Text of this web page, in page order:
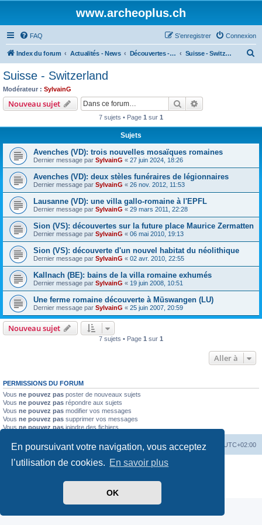
En poursuivant votre navigation, vous acceptez
l’utilisation de cookies. En savoir plus
OK
www.archeoplus.ch
FAQ Connexion
S’enregistrer
Index du forum Actualités - News Découvertes - Discoveries Suisse - Switzerland
Suisse - Switzerland
Modérateur : SylvainG
Nouveau sujet Rechercher
7 sujets • Page 1 sur 1
Sujets
Avenches (VD): trois nouvelles mosaïques romaines
Dernier message par SylvainG « 27 juin 2024, 18:26
Avenches (VD): deux stèles funéraires de légionnaires
Dernier message par SylvainG « 26 nov. 2012, 11:53
Lausanne (VD): une villa gallo-romaine à l'EPFL
Dernier message par SylvainG « 29 mars 2011, 22:28
Sion (VS): découvertes sur la future place Maurice Zermatten
Dernier message par SylvainG « 06 mai 2010, 19:13
Sion (VS): découverte d'un nouvel habitat du néolithique
Dernier message par SylvainG « 02 avr. 2010, 22:55
Kallnach (BE): bains de la villa romaine exhumés
Dernier message par SylvainG « 19 juin 2008, 10:51
Une ferme romaine découverte à Müswangen (LU)
Dernier message par SylvainG « 25 juin 2007, 20:59
Nouveau sujet
7 sujets • Page 1 sur 1
Aller à
PERMISSIONS DU FORUM
Vous ne pouvez pas poster de nouveaux sujets
Vous ne pouvez pas répondre aux sujets
Vous ne pouvez pas modifier vos messages
Vous ne pouvez pas supprimer vos messages
Vous ne pouvez pas joindre des fichiers
Index du forum Heures au format UTC+02:00
Développé parphpBB® Forum Software © phpBB Limited